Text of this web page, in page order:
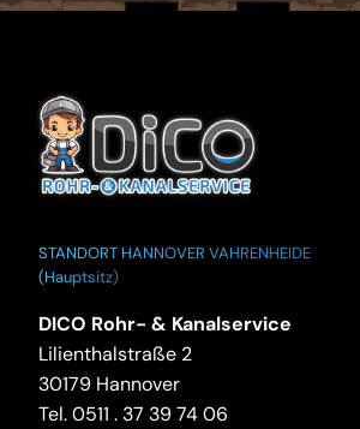
STANDORT HANNOVER VAHRENHEIDE
(Hauptsitz)
DICO Rohr- & Kanalservice
Lilienthalstraße 2
30179 Hannover
Tel.0511 . 37 39 74 06